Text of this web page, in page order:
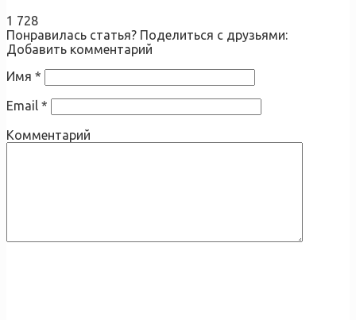
1 728
Понравилась статья? Поделиться с друзьями:
Добавить комментарий
Имя *
Email *
Комментарий